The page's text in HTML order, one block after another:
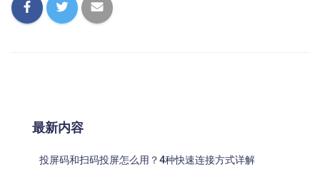
最新内容
投屏码和扫码投屏怎么用？4种快速连接方式详解